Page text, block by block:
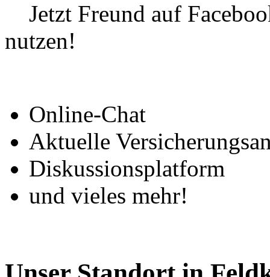
Jetzt Freund auf
nutzen!
Online-Chat
Aktuelle
Diskussionsplatform
und vieles mehr!